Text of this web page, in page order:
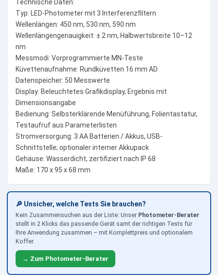
Technische Daten:
Typ: LED-Photometer mit 3 Interferenzfiltern
Wellenlängen: 450 nm, 530 nm, 590 nm
Wellenlängengenauigkeit: ± 2 nm, Halbwertsbreite 10–12
nm
Messmodi: Vorprogrammierte MN-Teste
Küvettenaufnahme: Rundküvetten 16 mm AD
Datenspeicher: 50 Messwerte
Display: Beleuchtetes Grafikdisplay, Ergebnis mit
Dimensionsangabe
Bedienung: Selbsterklärende Menüführung, Folientastatur,
Testaufruf aus Parameterlisten
Stromversorgung: 3 AA Batterien / Akkus, USB-
Schnittstelle; optionaler interner Akkupack
Gehäuse: Wasserdicht, zertifiziert nach IP 68
Maße: 170 x 95 x 68 mm
🔎 Unsicher, welche Tests Sie brauchen?
Kein Zusammensuchen aus der Liste: Unser Photometer-Berater
stellt in 2 Klicks das passende Gerät samt der richtigen Tests für
Ihre Anwendung zusammen – mit Komplettpreis und optionalem
Koffer.
→ Zum Photometer-Berater